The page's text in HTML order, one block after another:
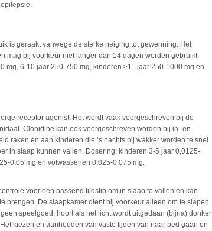
is geraakt vanwege de sterke neiging tot gewenning. Het
mag bij voorkeur niet langer dan 14 dagen worden gebruikt.
mg, 6-10 jaar 250-750 mg, kinderen ≥11 jaar 250-1000 mg en
receptor agonist. Het wordt vaak voorgeschreven bij de
Clonidine kan ook voorgeschreven worden bij in- en
raken en aan kinderen die ’s nachts bij wakker worden te snel
in slaap kunnen vallen. Dosering: kinderen 3-5 jaar 0,0125-
0,05 mg en volwassenen 0,025-0,075 mg.
voor een passend tijdstip om in slaap te vallen en kan
brengen. De slaapkamer dient bij voorkeur alleen om te slapen
speelgoed, hoort als het licht wordt uitgedaan (bijna) donker
kiezen en aanhouden van vaste tijden van naar bed gaan en